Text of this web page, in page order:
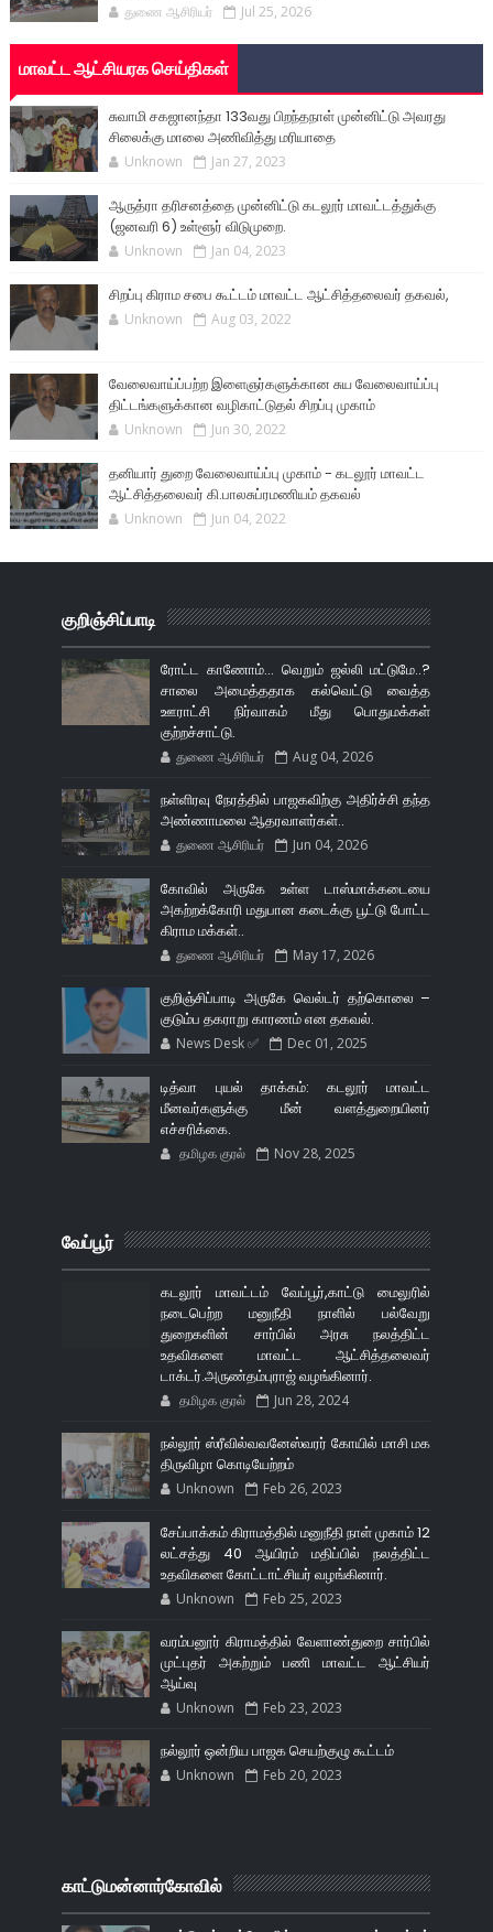
துணை ஆசிரியர் Jul 25, 2026
மாவட்ட ஆட்சியரக செய்திகள்
சுவாமி சகஜானந்தா 133வது பிறந்தநாள் முன்னிட்டு அவரது
சிலைக்கு மாலை அணிவித்து மரியாதை
Unknown Jan 27, 2023
ஆருத்ரா தரிசனத்தை முன்னிட்டு கடலூர் மாவட்டத்துக்கு
(ஜனவரி 6) உள்ளூர் விடுமுறை.
Unknown Jan 04, 2023
சிறப்பு கிராம சபை கூட்டம் மாவட்ட ஆட்சித்தலைவர் தகவல்,
Unknown Aug 03, 2022
வேலைவாய்ப்பற்ற இளைஞர்களுக்கான சுய வேலைவாய்ப்பு
திட்டங்களுக்கான வழிகாட்டுதல் சிறப்பு முகாம்
Unknown Jun 30, 2022
தனியார் துறை வேலைவாய்ப்பு முகாம் - கடலூர் மாவட்ட
ஆட்சித்தலைவர் கி.பாலசுப்ரமணியம் தகவல்
Unknown Jun 04, 2022
குறிஞ்சிப்பாடி
ரோட்ட காணோம்... வெறும் ஜல்லி மட்டுமே..?
சாலை அமைத்ததாக கல்வெட்டு வைத்த
ஊராட்சி நிர்வாகம் மீது பொதுமக்கள்
குற்றச்சாட்டு.
துணை ஆசிரியர் Aug 04, 2026
நள்ளிரவு நேரத்தில் பாஜகவிற்கு அதிர்ச்சி தந்த
அண்ணாமலை ஆதரவாளர்கள்..
துணை ஆசிரியர் Jun 04, 2026
கோவில் அருகே உள்ள டாஸ்மாக்கடையை
அகற்றக்கோரி மதுபான கடைக்கு பூட்டு போட்ட
கிராம மக்கள்..
துணை ஆசிரியர் May 17, 2026
குறிஞ்சிப்பாடி அருகே வெல்டர் தற்கொலை –
குடும்ப தகராறு காரணம் என தகவல்.
News Desk ✅ Dec 01, 2025
டித்வா புயல் தாக்கம்: கடலூர் மாவட்ட
மீனவர்களுக்கு மீன் வளத்துறையினர்
எச்சரிக்கை.
தமிழக குரல் Nov 28, 2025
வேப்பூர்
கடலூர் மாவட்டம் வேப்பூர்,காட்டு மைலுரில்
நடைபெற்ற மனுநீதி நாளில் பல்வேறு
துறைகளின் சார்பில் அரசு நலத்திட்ட
உதவிகளை மாவட்ட ஆட்சித்தலைவர்
டாக்டர்.அருண்தம்புராஜ் வழங்கினார்.
தமிழக குரல் Jun 28, 2024
நல்லூர் ஸ்ரீவில்வவனேஸ்வரர் கோயில் மாசி மக
திருவிழா கொடியேற்றம்
Unknown Feb 26, 2023
சேப்பாக்கம் கிராமத்தில் மனுநீதி நாள் முகாம் 12
லட்சத்து 40 ஆயிரம் மதிப்பில் நலத்திட்ட
உதவிகளை கோட்டாட்சியர் வழங்கினார்.
Unknown Feb 25, 2023
வரம்பனூர் கிராமத்தில் வேளாண்துறை சார்பில்
முட்புதர் அகற்றும் பணி மாவட்ட ஆட்சியர்
ஆய்வு
Unknown Feb 23, 2023
நல்லூர் ஒன்றிய பாஜக செயற்குழு கூட்டம்
Unknown Feb 20, 2023
காட்டுமன்னார்கோவில்